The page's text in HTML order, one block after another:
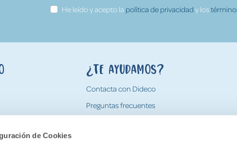
de Cookies
He leído y acepto la política de privacidad y los
¿Te ayudamos?
Contacta con Dideco
Preguntas frecuentes